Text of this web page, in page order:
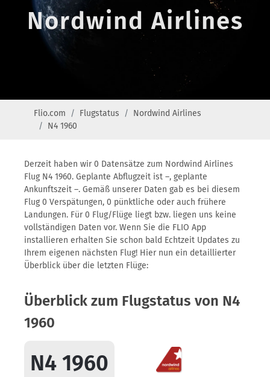
Nordwind Airlines
Flio.com Flugstatus
Nordwind Airlines
N4 1960
Derzeit haben wir 0 Datensätze zum Nordwind Airlines
Flug N4 1960. Geplante Abflugzeit ist –, geplante
Ankunftszeit –. Gemäß unserer Daten gab es bei diesem
Flug 0 Verspätungen, 0 pünktliche oder auch frühere
Landungen. Für 0 Flug/Flüge liegt bzw. liegen uns keine
vollständigen Daten vor. Wenn Sie die FLIO App
installieren erhalten Sie schon bald Echtzeit Updates zu
Ihrem eigenen nächsten Flug! Hier nun ein detaillierter
Überblick über die letzten Flüge:
Überblick zum Flugstatus von N4
1960
N4 1960